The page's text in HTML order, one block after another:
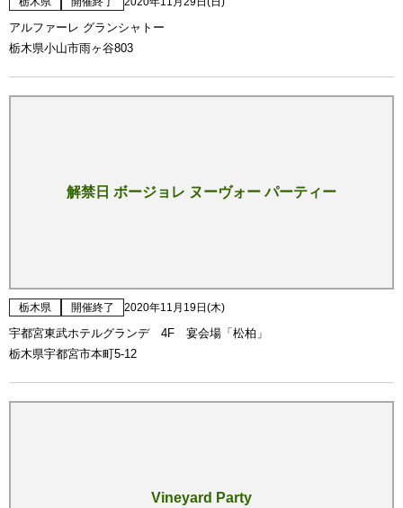
アルファーレ グランシャトー
栃木県小山市雨ヶ谷803
解禁日 ボージョレ ヌーヴォー パーティー
栃木県 開催終了 2020年11月19日(木)
宇都宮東武ホテルグランデ 4F 宴会場「松柏」
栃木県宇都宮市本町5-12
Vineyard Party